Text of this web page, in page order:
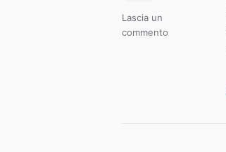
Lascia un
commento